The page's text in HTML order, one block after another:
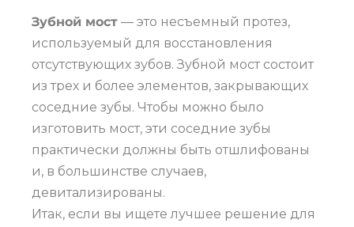
Зубной мост — это несъемный протез,
используемый для восстановления
отсутствующих зубов. Зубной мост состоит
из трех и более элементов, закрывающих
соседние зубы. Чтобы можно было
изготовить мост, эти соседние зубы
практически должны быть отшлифованы
и, в большинстве случаев,
девитализированы.
Итак, если вы ищете лучшее решение для